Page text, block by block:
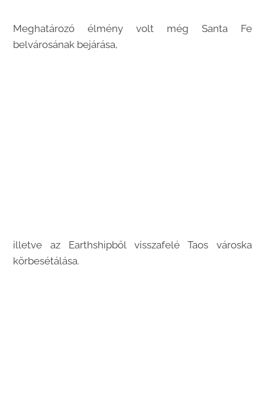
Meghatározó élmény volt még Santa Fe
belvárosának bejárása,
illetve az Earthshipből visszafelé Taos városka
körbesétálása.